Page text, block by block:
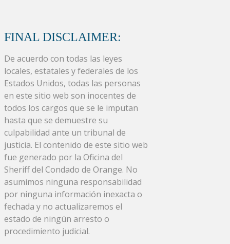
FINAL DISCLAIMER:
De acuerdo con todas las leyes
locales, estatales y federales de los
Estados Unidos, todas las personas
en este sitio web son inocentes de
todos los cargos que se le imputan
hasta que se demuestre su
culpabilidad ante un tribunal de
justicia. El contenido de este sitio web
fue generado por la Oficina del
Sheriff del Condado de Orange. No
asumimos ninguna responsabilidad
por ninguna información inexacta o
fechada y no actualizaremos el
estado de ningún arresto o
procedimiento judicial.